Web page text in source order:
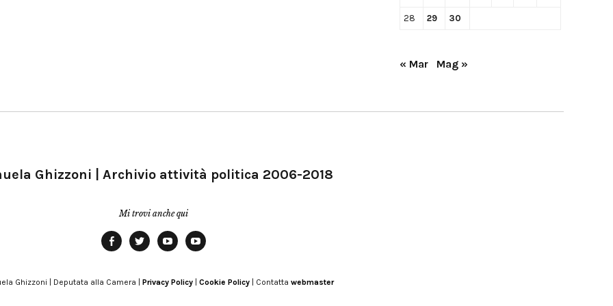
28 29 30
« Mar Mag »
Ghizzoni | Archivio attività politica 2006-2018
Mi trovi anche qui
Modena
Ghizzoni | Deputata alla Camera | Privacy Policy Cookie Policy | Contatta webmaster